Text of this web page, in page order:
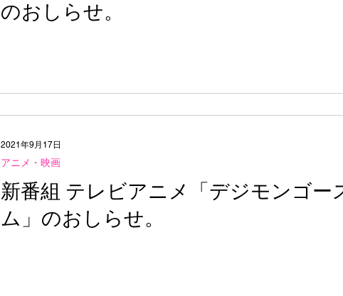
のおしらせ。
新番組 テレビアニメ「デジモンゴー
ム」のおしらせ。
アニメ・映画
2021年9月17日